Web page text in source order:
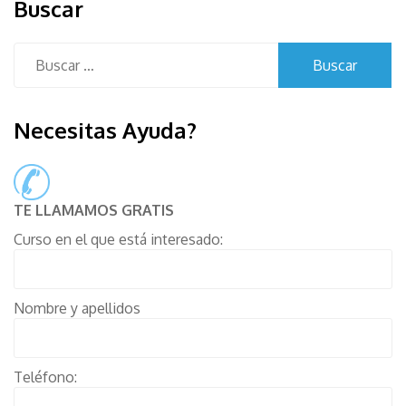
Buscar
Necesitas Ayuda?
TE LLAMAMOS GRATIS
Curso en el que está interesado:
Nombre y apellidos
Teléfono: